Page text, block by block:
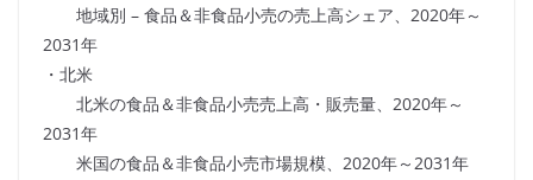
地域別 – 食品＆非食品小売の売上高シェア、2020年～
2031年
・北米
北米の食品＆非食品小売売上高・販売量、2020年～
2031年
米国の食品＆非食品小売市場規模、2020年～2031年